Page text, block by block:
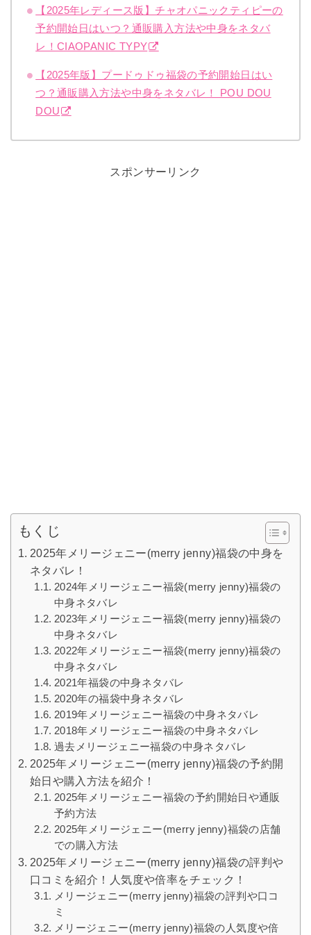
【2025年レディース版】チャオパニックティピーの
予約開始日はいつ？通販購入方法や中身をネタバ
レ！CIAOPANIC TYPY
【2025年版】プードゥドゥ福袋の予約開始日はい
つ？通販購入方法や中身をネタバレ！ POU DOU
DOU
スポンサーリンク
もくじ
2025年メリージェニー(merry jenny)福袋の中身を
ネタバレ！
2024年メリージェニー福袋(merry jenny)福袋の
中身ネタバレ
2023年メリージェニー福袋(merry jenny)福袋の
中身ネタバレ
2022年メリージェニー福袋(merry jenny)福袋の
中身ネタバレ
2021年福袋の中身ネタバレ
2020年の福袋中身ネタバレ
2019年メリージェニー福袋の中身ネタバレ
2018年メリージェニー福袋の中身ネタバレ
過去メリージェニー福袋の中身ネタバレ
2025年メリージェニー(merry jenny)福袋の予約開
始日や購入方法を紹介！
2025年メリージェニー福袋の予約開始日や通販
予約方法
2025年メリージェニー(merry jenny)福袋の店舗
での購入方法
2025年メリージェニー(merry jenny)福袋の評判や
口コミを紹介！人気度や倍率をチェック！
メリージェニー(merry jenny)福袋の評判や口コ
ミ
メリージェニー(merry jenny)福袋の人気度や倍